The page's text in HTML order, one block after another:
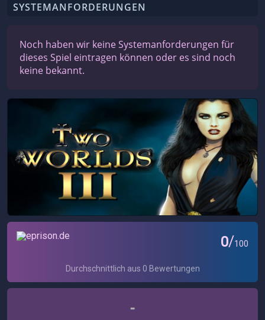
SYSTEMANFORDERUNGEN
Noch haben wir keine Systemanforderungen für
dieses Spiel eintragen können oder es sind noch
keine bekannt.
-